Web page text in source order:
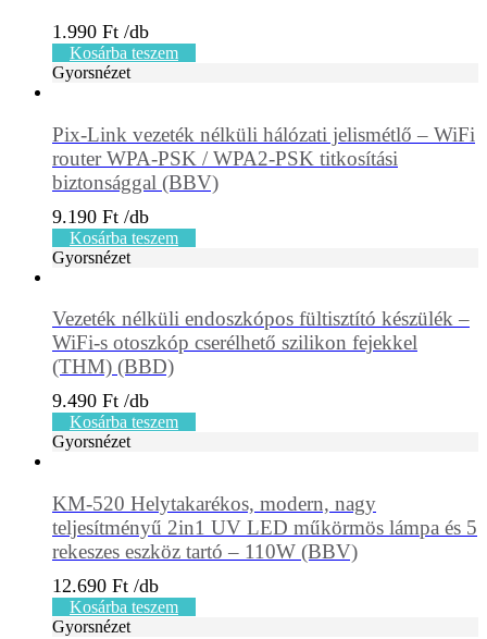
1.990 Ft
Kosárba teszem
Gyorsnézet
Pix-Link vezeték nélküli hálózati jelismétlő – WiFi
router WPA-PSK / WPA2-PSK titkosítási
biztonsággal (BBV)
9.190 Ft
Kosárba teszem
Gyorsnézet
Vezeték nélküli endoszkópos fültisztító készülék –
WiFi-s otoszkóp cserélhető szilikon fejekkel
(THM) (BBD)
9.490 Ft
Kosárba teszem
Gyorsnézet
KM-520 Helytakarékos, modern, nagy
teljesítményű 2in1 UV LED műkörmös lámpa és 5
rekeszes eszköz tartó – 110W (BBV)
12.690 Ft
Kosárba teszem
Gyorsnézet